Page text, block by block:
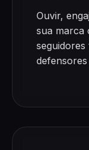
Ouvir,
sua marca